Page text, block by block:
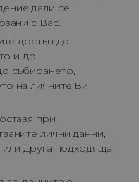
дали се
с Вас.
достъп до
и до
събирането,
на личните Ви
при
лични данни,
друга подходяща